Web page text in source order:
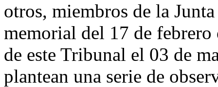
otros, miembros de la
memorial del 17 de
de este Tribunal el 03 de
plantean una serie de